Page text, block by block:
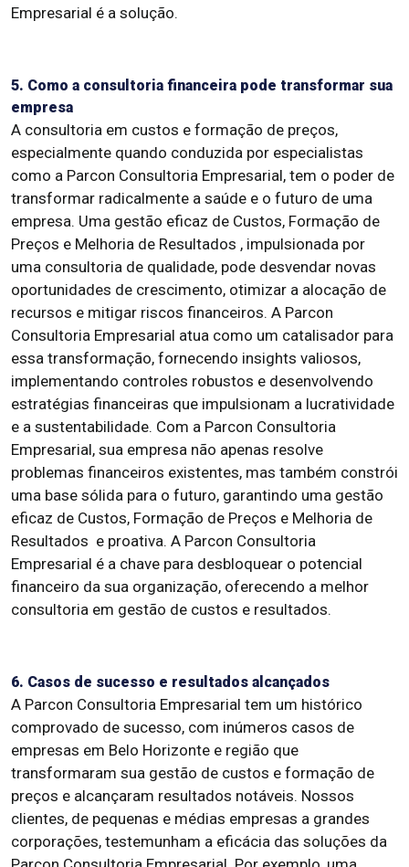
Empresarial é a solução.
5. Como a consultoria financeira pode transformar sua
empresa
A consultoria em custos e formação de preços,
especialmente quando conduzida por especialistas
como a Parcon Consultoria Empresarial, tem o poder de
transformar radicalmente a saúde e o futuro de uma
empresa. Uma gestão eficaz de Custos, Formação de
Preços e Melhoria de Resultados , impulsionada por
uma consultoria de qualidade, pode desvendar novas
oportunidades de crescimento, otimizar a alocação de
recursos e mitigar riscos financeiros. A Parcon
Consultoria Empresarial atua como um catalisador para
essa transformação, fornecendo insights valiosos,
implementando controles robustos e desenvolvendo
estratégias financeiras que impulsionam a lucratividade
e a sustentabilidade. Com a Parcon Consultoria
Empresarial, sua empresa não apenas resolve
problemas financeiros existentes, mas também constrói
uma base sólida para o futuro, garantindo uma gestão
eficaz de Custos, Formação de Preços e Melhoria de
Resultados e proativa. A Parcon Consultoria
Empresarial é a chave para desbloquear o potencial
financeiro da sua organização, oferecendo a melhor
consultoria em gestão de custos e resultados.
6. Casos de sucesso e resultados alcançados
A Parcon Consultoria Empresarial tem um histórico
comprovado de sucesso, com inúmeros casos de
empresas em Belo Horizonte e região que
transformaram sua gestão de custos e formação de
preços e alcançaram resultados notáveis. Nossos
clientes, de pequenas e médias empresas a grandes
corporações, testemunham a eficácia das soluções da